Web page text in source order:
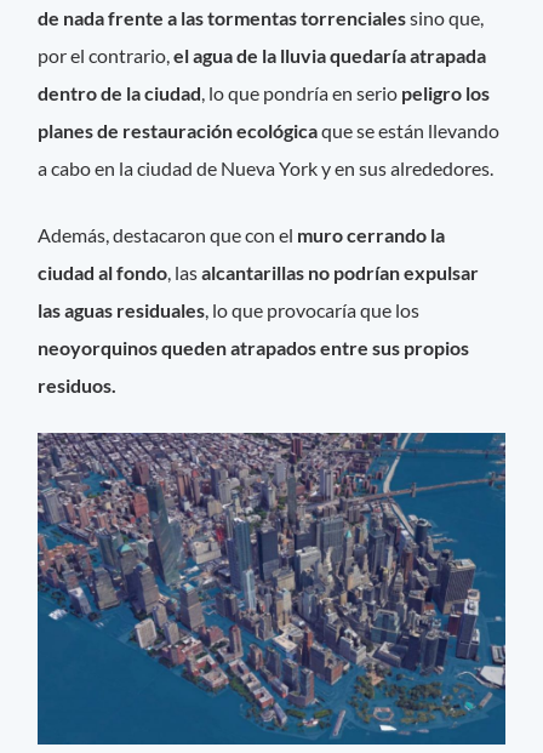
de nada frente a las tormentas torrencialessino que,
por el contrario,el agua de la lluvia quedaría atrapada
dentro de la ciudad , lo que pondría en serio peligro los
planes de restauración ecológicaque se están llevando
a cabo en la ciudad de Nueva York y en sus alrededores.
Además, destacaron que con el muro cerrando la
ciudad al fondo, lasalcantarillas no podrían expulsar
las aguas residuales, lo que provocaría que los
neoyorquinos queden atrapados entre sus propios
residuos.